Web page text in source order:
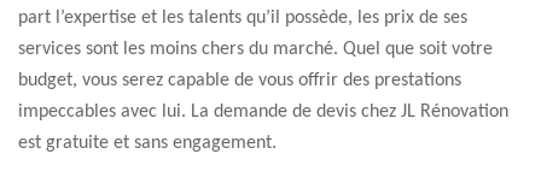
part l’expertise et les talents qu’il possède, les prix de ses
services sont les moins chers du marché. Quel que soit votre
budget, vous serez capable de vous offrir des prestations
impeccables avec lui. La demande de devis chez JL Rénovation
est gratuite et sans engagement.